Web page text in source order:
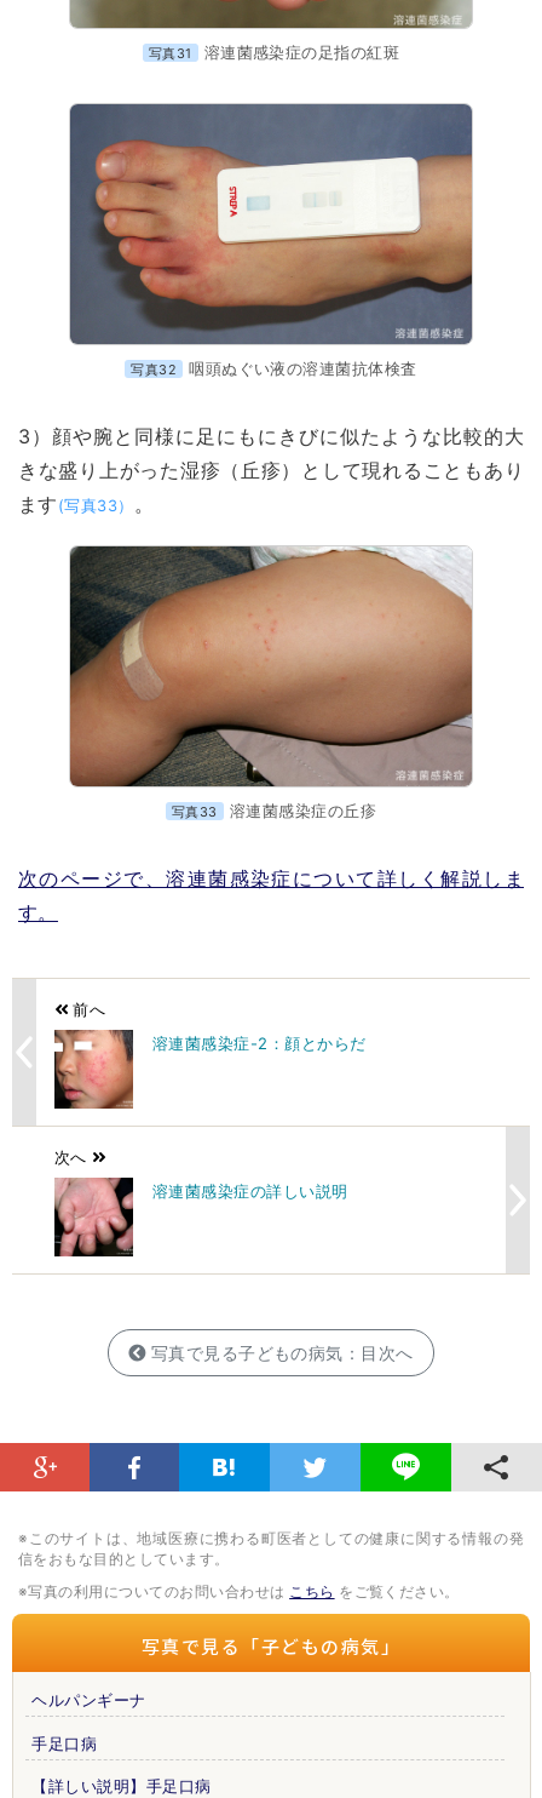
写真31 溶連菌感染症の足指の紅斑
写真32 咽頭ぬぐい液の溶連菌抗体検査
3）顔や腕と同様に足にもにきびに似たような比較的大
きな盛り上がった湿疹（丘疹）として現れることもあり
ます (写真33） 。
写真33 溶連菌感染症の丘疹
次のページで、溶連菌感染症について詳しく解説しま
す。
前へ
溶連菌感染症-2：顔とからだ
次へ
溶連菌感染症の詳しい説明
写真で見る子どもの病気：目次へ
※このサイトは、地域医療に携わる町医者としての健康に関する情報の発
信をおもな目的としています。
※写真の利用についてのお問い合わせは こちら をご覧ください。
写真で見る「子どもの病気」
ヘルパンギーナ
手足口病
【詳しい説明】手足口病